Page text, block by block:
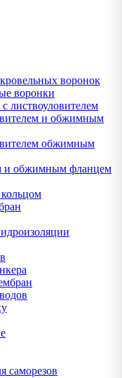
воронок
воронки
листвоуловителем
и обжимным
обжимным
и обжимным фланцем
саморезов